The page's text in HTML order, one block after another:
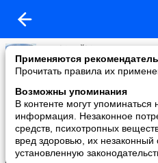
Применяются
Прочитать правила их
Возможны упоминания
В контенте могут упоминаться
информация. Незаконное
средств, психотропных
вред здоровью, их
установленную
Eparhia Bălți
added a photo
02 Apr в 23:14